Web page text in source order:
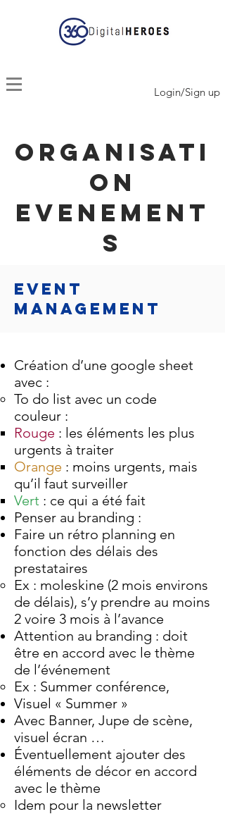
Login/Sign up
Organisati
on
Evenement
s
Event
Management
Création d’une google sheet
avec :
To do list avec un code
couleur :
Rouge : les éléments les plus
urgents à traiter
Orange : moins urgents, mais
qu’il faut surveiller
Vert : ce qui a été fait
Penser au branding :
Faire un rétro planning en
fonction des délais des
prestataires
Ex : moleskine (2 mois environs
de délais), s’y prendre au moins
2 voire 3 mois à l’avance
Attention au branding : doit
être en accord avec le thème
de l’événement
Ex : Summer conférence,
Visuel « Summer »
Avec Banner, Jupe de scène,
visuel écran …
Éventuellement ajouter des
éléments de décor en accord
avec le thème
Idem pour la newsletter